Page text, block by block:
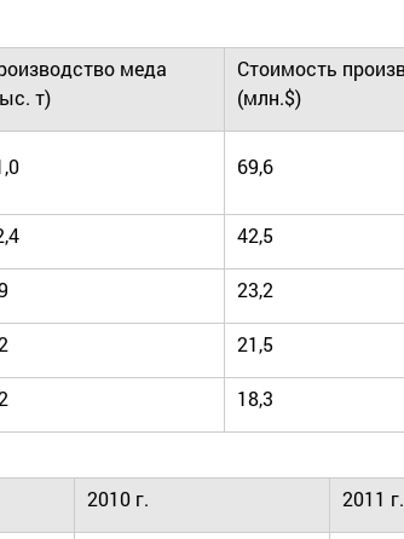
меда
т)
Стоимость
(млн.$)
69,6
42,5
23,2
21,5
18,3
2010 г. 2011 г.